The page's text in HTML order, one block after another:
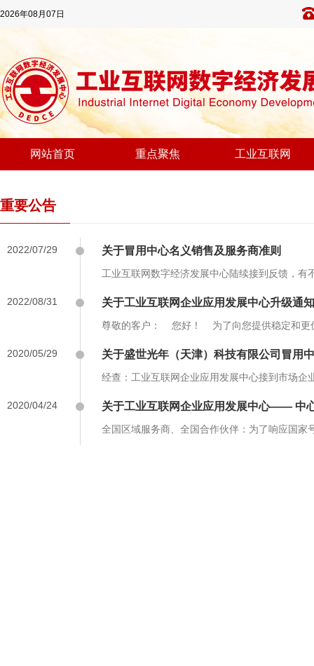
2026年08月07日
网站首页 重点聚焦 工业互联网
重要公告
2022/07/29 关于冒用中心名义销售及服务商准则
工业互联网数字经济发展中心陆续接到反馈，
2022/08/31 关于工业互联网企业应用发展中心升级通知
尊敬的客户： 您好！ 为了向您提供稳定和更
2020/05/29 关于盛世光年（天津）科技有限公司冒用
经查：工业互联网企业应用发展中心接到市场
2020/04/24 关于工业互联网企业应用发展中心—— 中
全国区域服务商、全国合作伙伴：为了响应国